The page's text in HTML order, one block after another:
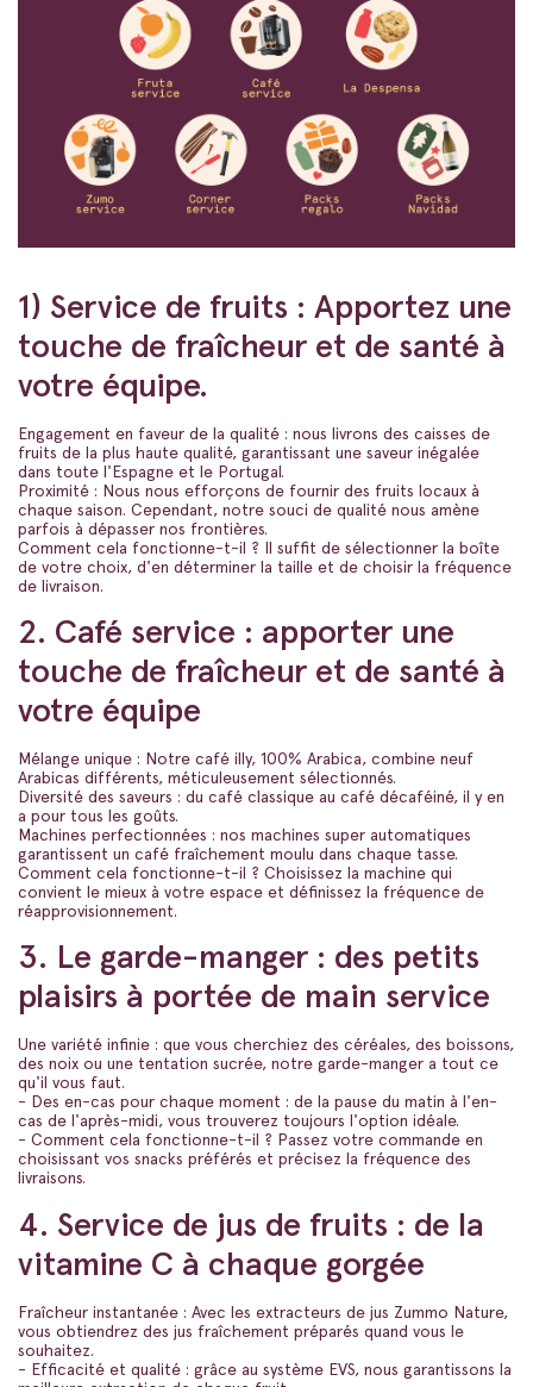
1) Service de fruits : Apportez une
touche de fraîcheur et de santé à
votre équipe.
Engagement en faveur de la qualité : nous livrons des caisses de
fruits de la plus haute qualité, garantissant une saveur inégalée
dans toute l'Espagne et le Portugal.
Proximité : Nous nous efforçons de fournir des fruits locaux à
chaque saison. Cependant, notre souci de qualité nous amène
parfois à dépasser nos frontières.
Comment cela fonctionne-t-il ? Il suffit de sélectionner la boîte
de votre choix, d'en déterminer la taille et de choisir la fréquence
de livraison.
2. Café service : apporter une
touche de fraîcheur et de santé à
votre équipe
Mélange unique : Notre café illy, 100% Arabica, combine neuf
Arabicas différents, méticuleusement sélectionnés.
Diversité des saveurs : du café classique au café décaféiné, il y en
a pour tous les goûts.
Machines perfectionnées : nos machines super automatiques
garantissent un café fraîchement moulu dans chaque tasse.
Comment cela fonctionne-t-il ? Choisissez la machine qui
convient le mieux à votre espace et définissez la fréquence de
réapprovisionnement.
3. Le garde-manger : des petits
plaisirs à portée de main service
Une variété infinie : que vous cherchiez des céréales, des boissons,
des noix ou une tentation sucrée, notre garde-manger a tout ce
qu'il vous faut.
- Des en-cas pour chaque moment : de la pause du matin à l'en-
cas de l'après-midi, vous trouverez toujours l'option idéale.
- Comment cela fonctionne-t-il ? Passez votre commande en
choisissant vos snacks préférés et précisez la fréquence des
livraisons.
4. Service de jus de fruits : de la
vitamine C à chaque gorgée
Fraîcheur instantanée : Avec les extracteurs de jus Zummo Nature,
vous obtiendrez des jus fraîchement préparés quand vous le
souhaitez.
- Efficacité et qualité : grâce au système EVS, nous garantissons la